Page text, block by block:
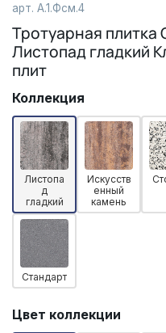
арт. А.1.Фсм.4
Тротуарная
Листопад гладкий
плит
Коллекция
Листопа
д
гладкий
Искусств
енный
камень
Стандарт
Цвет коллекции